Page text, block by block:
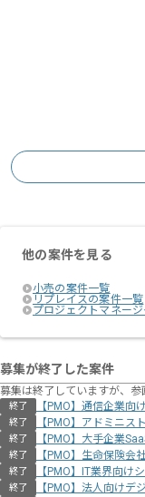
他の案件を見る
小売の案件一覧
リプレイスの案件一覧
プロジェクトマネー
募集が終了した案件
募集は終了していますが、
終了 【PMO】通信企業向
終了 【PMO】アドミニス
終了 【PMO】大手企業
終了 【PMO】生命保険会
終了 【PMO】IT業界向け
終了 【PMO】法人向けデ